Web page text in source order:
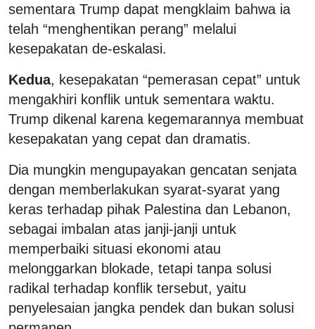
sementara Trump dapat mengklaim bahwa ia
telah “menghentikan perang” melalui
kesepakatan de-eskalasi.
Kedua, kesepakatan “pemerasan cepat” untuk
mengakhiri konflik untuk sementara waktu.
Trump dikenal karena kegemarannya membuat
kesepakatan yang cepat dan dramatis.
Dia mungkin mengupayakan gencatan senjata
dengan memberlakukan syarat-syarat yang
keras terhadap pihak Palestina dan Lebanon,
sebagai imbalan atas janji-janji untuk
memperbaiki situasi ekonomi atau
melonggarkan blokade, tetapi tanpa solusi
radikal terhadap konflik tersebut, yaitu
penyelesaian jangka pendek dan bukan solusi